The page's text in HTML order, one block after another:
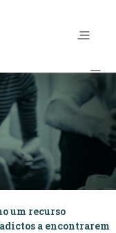
um recurso
a encontrarem